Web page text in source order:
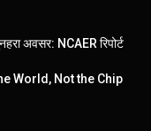
अवसर: NCAER रिपोर्ट
World, Not the Chip